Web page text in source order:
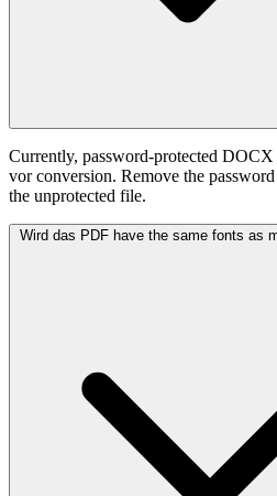
Currently, password-protected
vor conversion. Remove the
the unprotected file.
Wird das PDF have the same fonts as